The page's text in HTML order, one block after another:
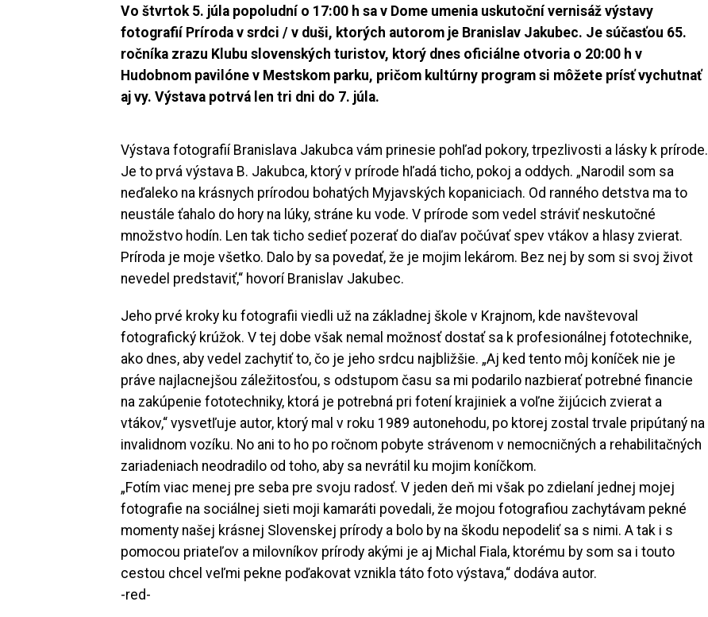
Vo štvrtok 5. júla popoludní o 17:00 h sa v Dome umenia uskutoční vernisáž výstavy
fotografií Príroda v srdci / v duši, ktorých autorom je Branislav Jakubec. Je súčasťou 65.
ročníka zrazu Klubu slovenských turistov, ktorý dnes oficiálne otvoria o 20:00 h v
Hudobnom pavilóne v Mestskom parku, pričom kultúrny program si môžete prísť vychutnať
aj vy. Výstava potrvá len tri dni do 7. júla.
Výstava fotografií Branislava Jakubca vám prinesie pohľad pokory, trpezlivosti a lásky k prírode.
Je to prvá výstava B. Jakubca, ktorý v prírode hľadá ticho, pokoj a oddych. „Narodil som sa
neďaleko na krásnych prírodou bohatých Myjavských kopaniciach. Od ranného detstva ma to
neustále ťahalo do hory na lúky, stráne ku vode. V prírode som vedel stráviť neskutočné
množstvo hodín. Len tak ticho sedieť pozerať do diaľav počúvať spev vtákov a hlasy zvierat.
Príroda je moje všetko. Dalo by sa povedať, že je mojim lekárom. Bez nej by som si svoj život
nevedel predstaviť,“ hovorí Branislav Jakubec.
Jeho prvé kroky ku fotografii viedli už na základnej škole v Krajnom, kde navštevoval
fotografický krúžok. V tej dobe však nemal možnosť dostať sa k profesionálnej fototechnike,
ako dnes, aby vedel zachytiť to, čo je jeho srdcu najbližšie. „Aj ked tento môj koníček nie je
práve najlacnejšou záležitosťou, s odstupom času sa mi podarilo nazbierať potrebné financie
na zakúpenie fototechniky, ktorá je potrebná pri fotení krajiniek a voľne žijúcich zvierat a
vtákov,“ vysvetľuje autor, ktorý mal v roku 1989 autonehodu, po ktorej zostal trvale pripútaný na
invalidnom vozíku. No ani to ho po ročnom pobyte strávenom v nemocničných a rehabilitačných
zariadeniach neodradilo od toho, aby sa nevrátil ku mojim koníčkom.
„Fotím viac menej pre seba pre svoju radosť. V jeden deň mi však po zdielaní jednej mojej
fotografie na sociálnej sieti moji kamaráti povedali, že mojou fotografiou zachytávam pekné
momenty našej krásnej Slovenskej prírody a bolo by na škodu nepodeliť sa s nimi. A tak i s
pomocou priateľov a milovníkov prírody akými je aj Michal Fiala, ktorému by som sa i touto
cestou chcel veľmi pekne poďakovat vznikla táto foto výstava,“ dodáva autor.
-red-